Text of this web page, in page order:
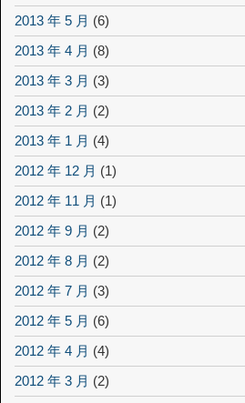
2013 年 5 月 (6)
2013 年 4 月 (8)
2013 年 3 月 (3)
2013 年 2 月 (2)
2013 年 1 月 (4)
2012 年 12 月 (1)
2012 年 11 月 (1)
2012 年 9 月 (2)
2012 年 8 月 (2)
2012 年 7 月 (3)
2012 年 5 月 (6)
2012 年 4 月 (4)
2012 年 3 月 (2)